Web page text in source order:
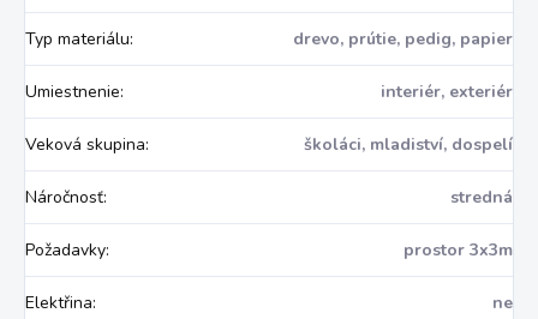
Typ materiálu: drevo, prútie, pedig, papier
Umiestnenie: interiér, exteriér
Veková skupina: školáci, mladiství, dospelí
Náročnosť: stredná
Požadavky: prostor 3x3m
Elektřina: ne